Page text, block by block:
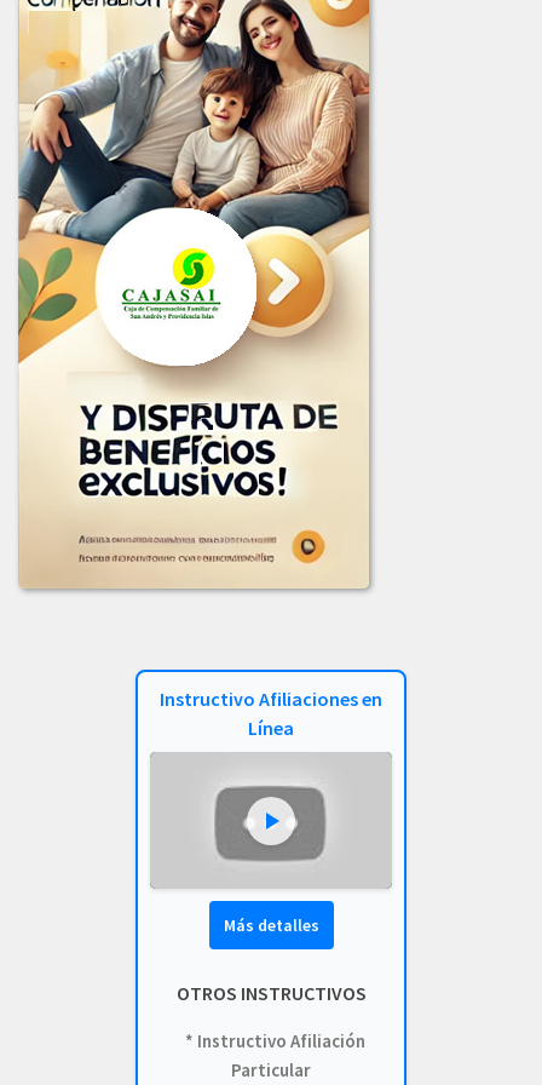
LICITACION_003_2025.PDF
LICITACION_DE_OFERTAS_001_DE_2025.PDF
LICITACION_DE_OFERTAS_002-2025.PDF
LICITACION_DE_OFERTA_004-2025.PDF
2024
COMUNICADO_ADJUDICACION_LIC-001-2024.pdf
COMUNICADO_ADJUDICACION_LIC-002-2024.pdf
INFORME_EVALUACION_LIC-002-2024.pdf
INFORME_LICITACION_OFERTAS_001-2024.pdf
LICITACION_2024-001.PDF
LICITACION_No_002-2024.pdf
COMUNICADO_LICITACION-002-2023.pdf
INFORME_EVALUACION_COMIT_COMPRAS_LIC_-001-2023.pdf
INF_EVALUACION_COMITE_COMPRAS_LIC-002-2023.pdf
LICITACION_003_DE_2023.PDF
LICITACION_DE_OFERTAS_002-2023.PDF
LICITACION_DE_OFERTA_N_004_DE_2023.pdf
LICITACION_OFERTAS-004-2023.pdf
LICITACION_OFERTAS_001-2023.pdf
Instructivo Afiliaciones en
Línea
Más detalles
OTROS INSTRUCTIVOS
* Instructivo Afiliación
Particular